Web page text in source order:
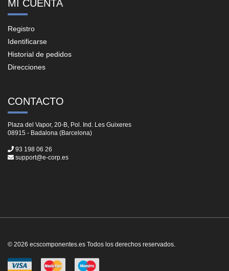
MI CUENTA
Registro
Identificarse
Historial de pedidos
Direcciones
CONTACTO
Plaza del Vapor, 20-B, Pol. Ind. Les Guixeres
08915 - Badalona (Barcelona)
93 198 06 26
support@e-corp.es
© 2026 ecscomponentes.es Todos los derechos reservados.